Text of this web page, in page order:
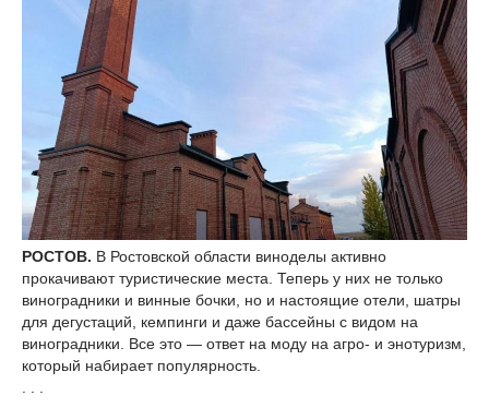
РОСТОВ. В Ростовской области виноделы активно
прокачивают туристические места. Теперь у них не только
виноградники и винные бочки, но и настоящие отели, шатры
для дегустаций, кемпинги и даже бассейны с видом на
виноградники. Все это — ответ на моду на агро- и энотуризм,
который набирает популярность.